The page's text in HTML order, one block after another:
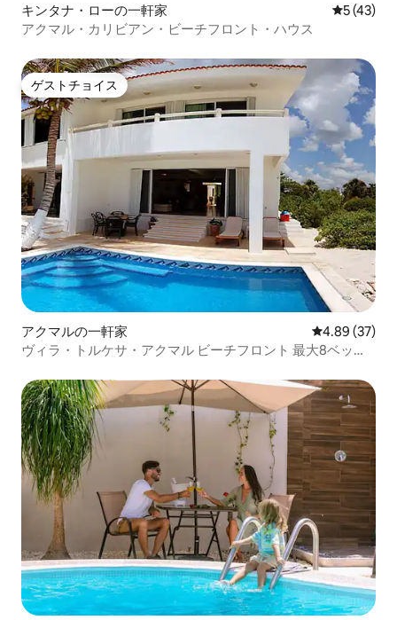
キンタナ・ローの一軒家 レビュー
5 (43)
アクマル・カリビアン・ビーチフロント・ハウス
ゲストチョイス
ゲストチョイス
アクマルの一軒家 レビュー37
4.89 (37)
ヴィラ・トルケサ・アクマル ビーチフロント 最大8ベッド